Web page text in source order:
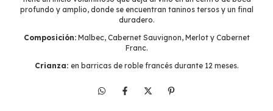
profundo y amplio, donde se encuentran taninos tersos y un final
duradero.
Composición:Malbec, Cabernet Sauvignon, Merlot y Cabernet
Franc.
Crianza: en barricas de roble francés durante 12 meses.